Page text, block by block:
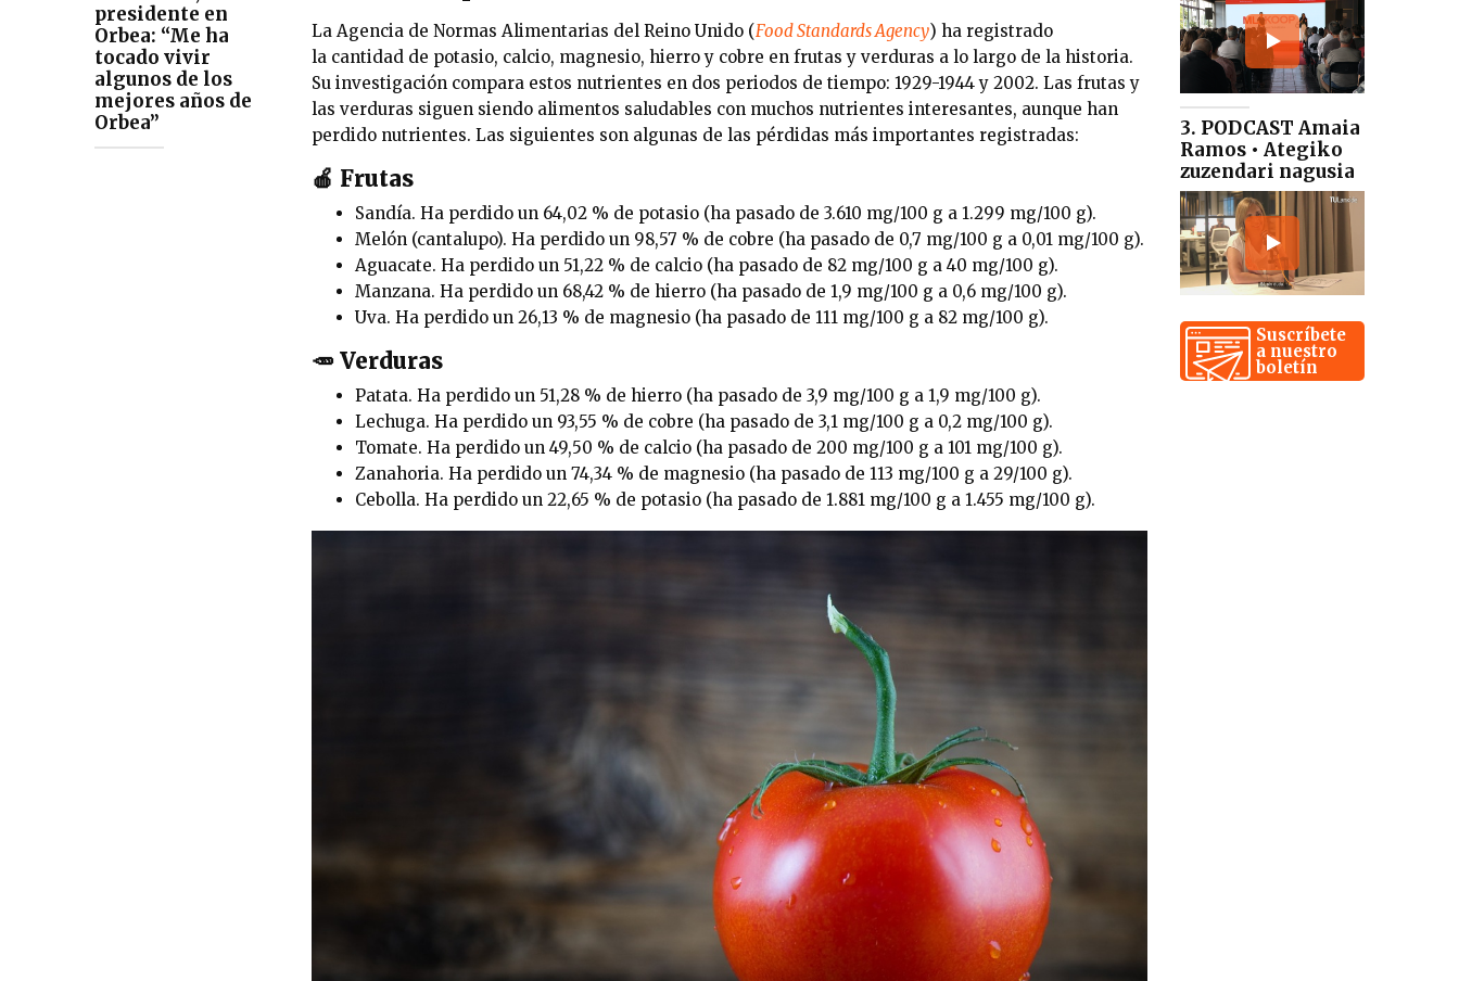
presidente en
Orbea: “Me ha
tocado vivir
algunos de los
mejores años de
Orbea”
La Agencia de Normas Alimentarias del Reino Unido (Food Standards Agency) ha registrado
la cantidad de potasio, calcio, magnesio, hierro y cobre en frutas y verduras a lo largo de la historia.
Su investigación compara estos nutrientes en dos periodos de tiempo: 1929-1944 y 2002. Las frutas y
las verduras siguen siendo alimentos saludables con muchos nutrientes interesantes, aunque han
perdido nutrientes. Las siguientes son algunas de las pérdidas más importantes registradas:
🍎 Frutas
Sandía. Ha perdido un 64,02 % de potasio (ha pasado de 3.610 mg/100 g a 1.299 mg/100 g).
Melón (cantalupo). Ha perdido un 98,57 % de cobre (ha pasado de 0,7 mg/100 g a 0,01 mg/100 g).
Aguacate. Ha perdido un 51,22 % de calcio (ha pasado de 82 mg/100 g a 40 mg/100 g).
Manzana. Ha perdido un 68,42 % de hierro (ha pasado de 1,9 mg/100 g a 0,6 mg/100 g).
Uva. Ha perdido un 26,13 % de magnesio (ha pasado de 111 mg/100 g a 82 mg/100 g).
🥕 Verduras
Patata. Ha perdido un 51,28 % de hierro (ha pasado de 3,9 mg/100 g a 1,9 mg/100 g).
Lechuga. Ha perdido un 93,55 % de cobre (ha pasado de 3,1 mg/100 g a 0,2 mg/100 g).
Tomate. Ha perdido un 49,50 % de calcio (ha pasado de 200 mg/100 g a 101 mg/100 g).
Zanahoria. Ha perdido un 74,34 % de magnesio (ha pasado de 113 mg/100 g a 29/100 g).
Cebolla. Ha perdido un 22,65 % de potasio (ha pasado de 1.881 mg/100 g a 1.455 mg/100 g).
3. PODCAST Amaia
Ramos • Ategiko
zuzendari nagusia
Suscríbete
a nuestro
boletín